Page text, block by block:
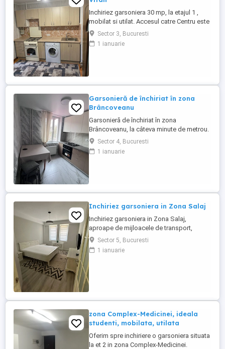
Inchiriez garsoniera 30 mp, la etajul 1 ,
mobilat si utilat. Accesul catre Centru este
foarte rapid, la fel si catre alte puncte
majore de interes ale orasului. In imediata
proximitate regasim mijloace de transport
Sector 3, Bucuresti
1 ianuarie
Garsonieră de închiriat în zona
Brâncoveanu
Garsonieră de închiriat în zona
Brâncoveanu, la câteva minute de metrou.
Este curată, bine întreținută și complet
mobilată. Dispune de o suprafață de 30
mp, etaj 4.Foarte aproape de Parcul
Sector 4, Bucuresti
1 ianuarie
Inchiriez garsoniera in Zona Salaj
Inchiriez garsoniera in Zona Salaj,
aproape de mijloacele de transport,
dispune de 40 mp si este la etajul 3, este
disponibila imediat, ma puteti suna pentru
mai multe detalii
Sector 5, Bucuresti
1 ianuarie
zona Complex-Medicinei, ideala
studenti, mobilata, utilata
Oferim spre inchiriere o garsoniera situata
la et 2 in zona Complex-Medicinei.